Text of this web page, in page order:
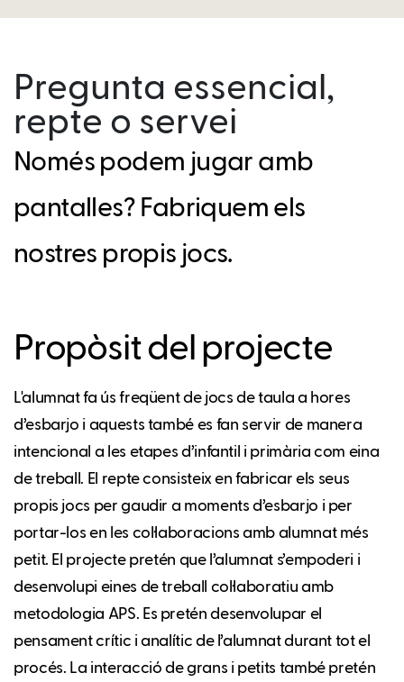
Pregunta essencial,
repte o servei
Només podem jugar amb
pantalles? Fabriquem els
nostres propis jocs.
Propòsit del projecte
L'alumnat fa ús freqüent de jocs de taula a hores
d’esbarjo i aquests també es fan servir de manera
intencional a les etapes d’infantil i primària com eina
de treball. El repte consisteix en fabricar els seus
propis jocs per gaudir a moments d’esbarjo i per
portar-los en les col·laboracions amb alumnat més
petit. El projecte pretén que l’alumnat s’empoderi i
desenvolupi eines de treball col·laboratiu amb
metodologia APS. Es pretén desenvolupar el
pensament crític i analític de l’alumnat durant tot el
procés. La interacció de grans i petits també pretén